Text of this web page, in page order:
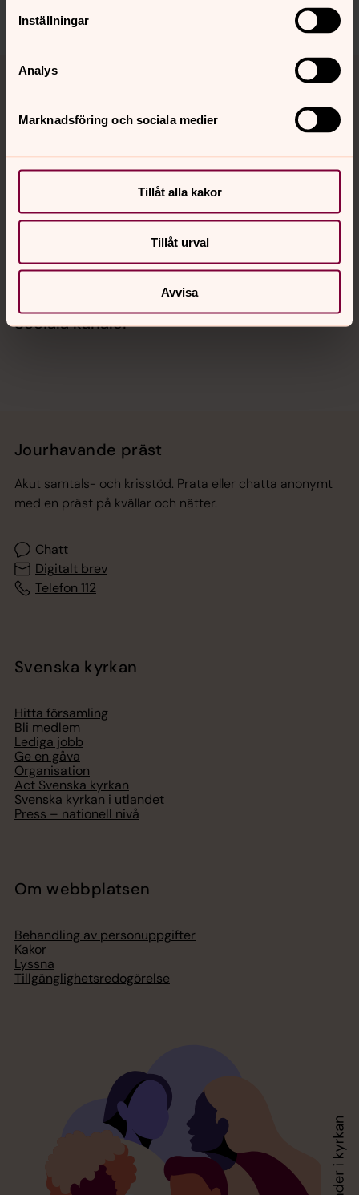
Inställningar
Analys
Marknadsföring och sociala medier
Tillåt alla kakor
Tillåt urval
Avvisa
Hitta snabbt
Sociala kanaler
Jourhavande präst
Akut samtals- och krisstöd. Prata eller chatta anonymt
med en präst på kvällar och nätter.
Chatt
Digitalt brev
Telefon 112
Svenska kyrkan
Hitta församling
Bli medlem
Lediga jobb
Ge en gåva
Organisation
Act Svenska kyrkan
Svenska kyrkan i utlandet
Press – nationell nivå
Om webbplatsen
Behandling av personuppgifter
Kakor
Lyssna
Tillgänglighetsredogörelse